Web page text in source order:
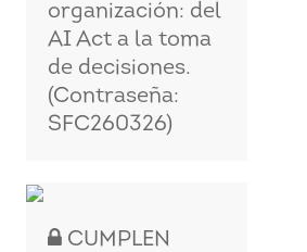
organización: del
AI Act a la toma
de decisiones.
(Contraseña:
SFC260326)
CUMPLEN